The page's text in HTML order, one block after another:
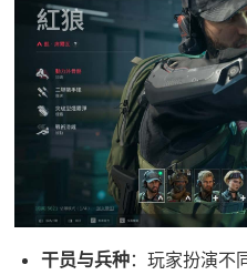
干员与兵种：玩家扮演不